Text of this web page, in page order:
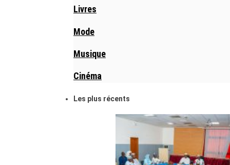
Livres
Mode
Musique
Cinéma
Les plus récents